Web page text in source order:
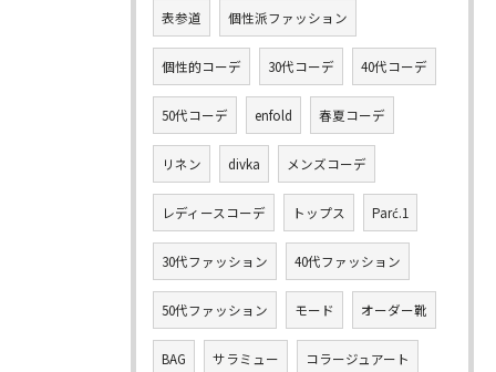
表参道 個性派ファッション
個性的コーデ 30代コーデ 40代コーデ
50代コーデ enfold 春夏コーデ
リネン divka メンズコーデ
レディースコーデ トップス Parć.1
30代ファッション 40代ファッション
50代ファッション モード オーダー靴
BAG サラミュー コラージュアート